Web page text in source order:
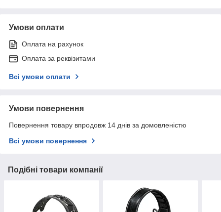
Умови оплати
Оплата на рахунок
Оплата за реквізитами
Всі умови оплати
Умови повернення
Повернення товару впродовж 14 днів за домовленістю
Всі умови повернення
Подібні товари компанії